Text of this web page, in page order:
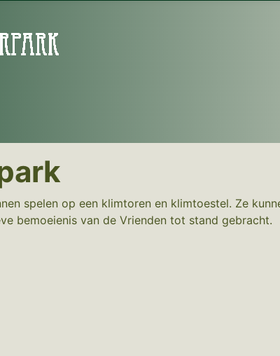
spelen op een klimtoren en klimtoestel. Ze
bemoeienis van de Vrienden tot stand gebracht.